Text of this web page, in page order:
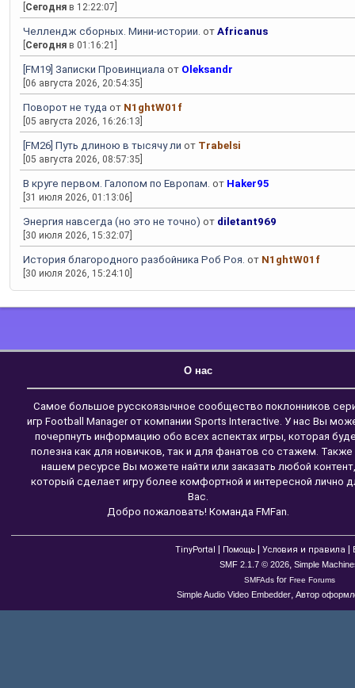
Сегодня в 12:22:07]
Челлендж сборных. Мини-истории. от Africanus
Сегодня в 01:16:21]
[FM19] Записки Провинциала от Oleksandr
[06 августа 2026, 20:54:35]
Поворот не туда от N1ghtW01f
[05 августа 2026, 16:26:13]
[FM26] Путь длиною в тысячу ли от Trabelsi
[05 августа 2026, 08:57:35]
В круге первом. Галопом по Европам. от Haker95
[31 июля 2026, 01:13:06]
Энергия навсегда (но это не точно) от diletant969
[30 июля 2026, 15:32:07]
История благородного разбойника Роб Роя. от N1ghtW01f
[30 июля 2026, 15:24:10]
О нас
Самое большое русскоязычное сообщество поклонников
игр Football Manager от компании Sports Interactive. У нас Вы
почерпнуть информацию обо всех аспектах игры, которая
полезна как для новичков, так и для фанатов со стажем. Также
нашем ресурсе Вы можете найти или заказать любой контент,
который сделает игру более комфортной и интересной лично
Вас.
Добро пожаловать! Команда FMFan.
TinyPortal Помощь Условия и правила
SMF 2.1.7 © 2026, Simple
SMFAdsfor Free Forums
Simple Audio Video Embedder, Автор